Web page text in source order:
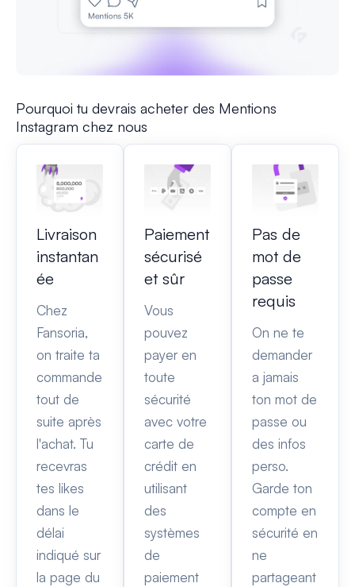
Pourquoi tu devrais acheter des Mentions
Instagram chez nous
Livraison
instantan
ée
Chez
Fansoria,
on traite ta
commande
tout de
suite après
l'achat. Tu
recevras
tes likes
dans le
délai
indiqué sur
la page du
Paiement
sécurisé
et sûr
Vous
pouvez
payer en
toute
sécurité
avec votre
carte de
crédit en
utilisant
des
systèmes
de
paiement
Pas de
mot de
passe
requis
On ne te
demander
a jamais
ton mot de
passe ou
des infos
perso.
Garde ton
compte en
sécurité en
ne
partageant